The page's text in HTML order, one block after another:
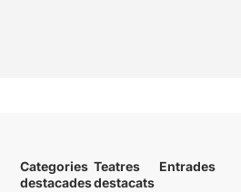
Categories
destacades
Teatres
destacats
Entrades